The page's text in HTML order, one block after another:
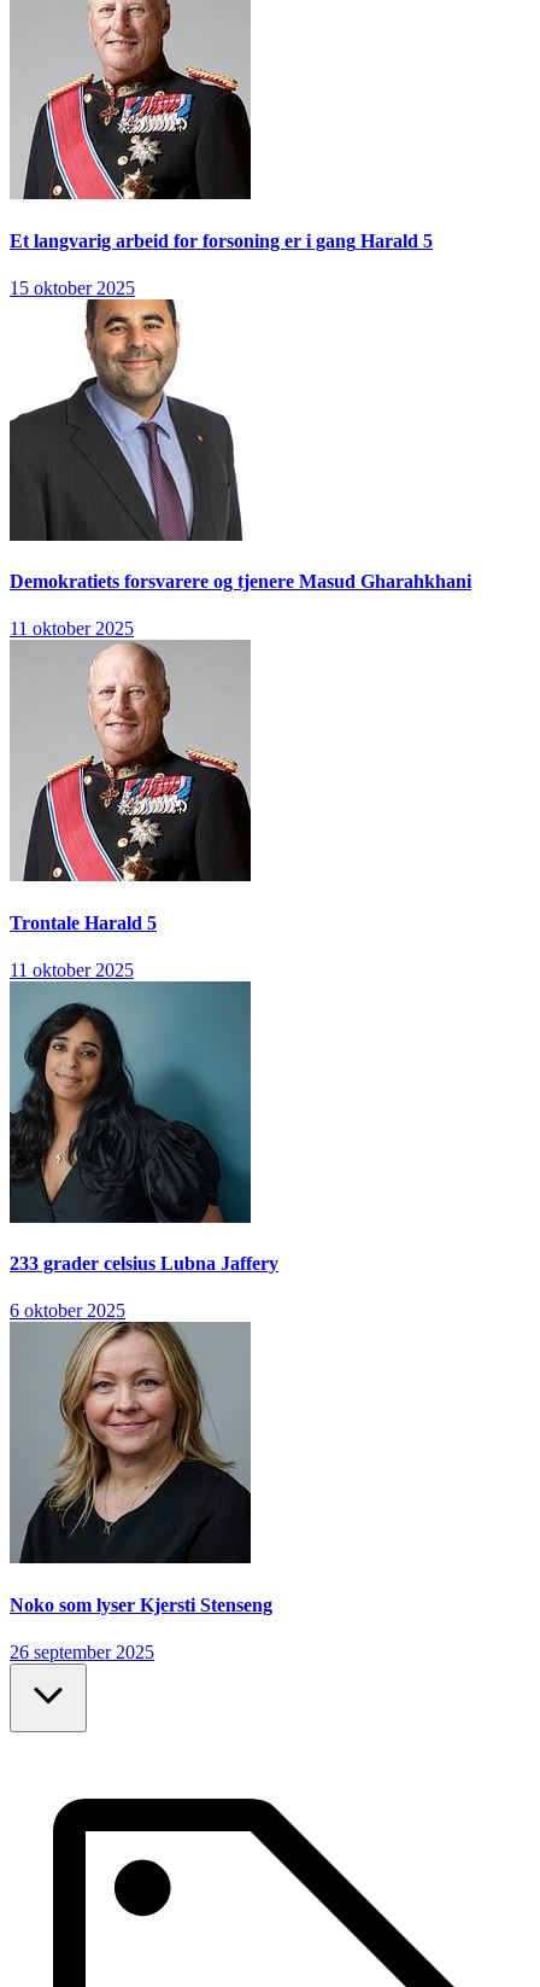
Et langvarig arbeid for forsoning er i gang Harald 5
15 oktober 2025
Demokratiets forsvarere og tjenere Masud Gharahkhani
11 oktober 2025
Trontale Harald 5
11 oktober 2025
233 grader celsius Lubna Jaffery
6 oktober 2025
Noko som lyser Kjersti Stenseng
26 september 2025